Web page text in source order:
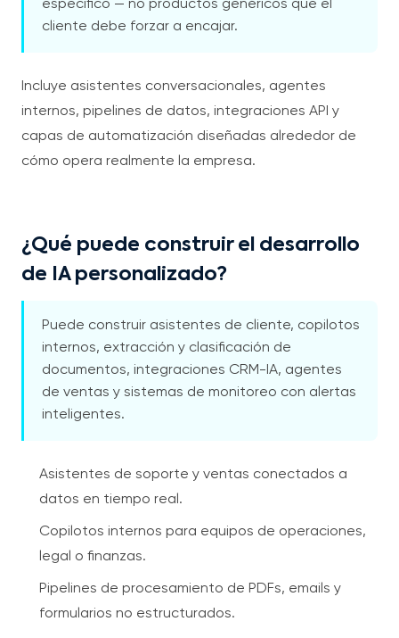
específico — no productos genéricos que el
cliente debe forzar a encajar.
Incluye asistentes conversacionales, agentes
internos, pipelines de datos, integraciones API y
capas de automatización diseñadas alrededor de
cómo opera realmente la empresa.
¿Qué puede construir el desarrollo
de IA personalizado?
Puede construir asistentes de cliente, copilotos
internos, extracción y clasificación de
documentos, integraciones CRM-IA, agentes
de ventas y sistemas de monitoreo con alertas
inteligentes.
Asistentes de soporte y ventas conectados a
datos en tiempo real.
Copilotos internos para equipos de operaciones,
legal o finanzas.
Pipelines de procesamiento de PDFs, emails y
formularios no estructurados.